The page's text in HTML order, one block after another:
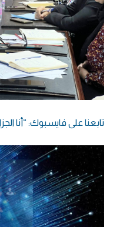
تابعنا على فايسبوك: “أنا